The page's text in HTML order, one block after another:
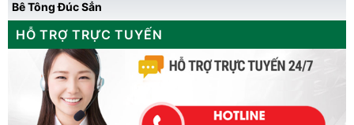
Bê Tông Đúc Sẳn
HỖ TRỢ TRỰC TUYẾN